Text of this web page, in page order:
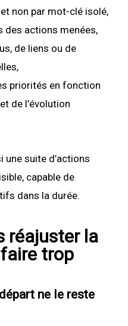
non par mot-clé isolé,
des actions menées,
de liens ou de
priorités en fonction
de l’évolution
suite d’actions
capable de
dans la durée.
réajuster la
trop
ne le reste